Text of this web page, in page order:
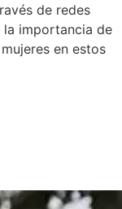
de redes
la importancia de
en estos